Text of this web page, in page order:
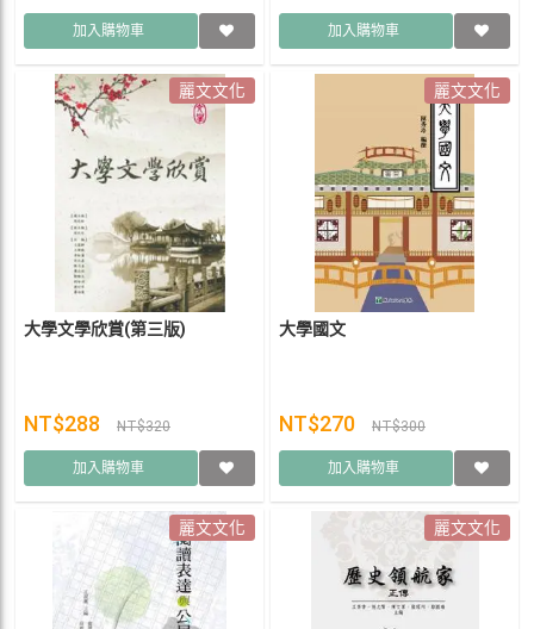
加入購物車 加入購物車
麗文文化
大學文學欣賞(第三版)
NT$288 NT$320
加入購物車
麗文文化
大學國文
NT$270 NT$300
加入購物車
麗文文化 麗文文化